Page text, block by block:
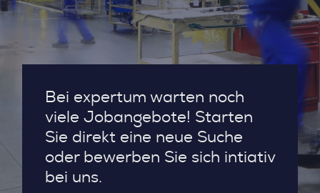
Bei expertum warten noch
viele Jobangebote! Starten
Sie direkt eine neue Suche
oder bewerben Sie sich intiativ
bei uns.